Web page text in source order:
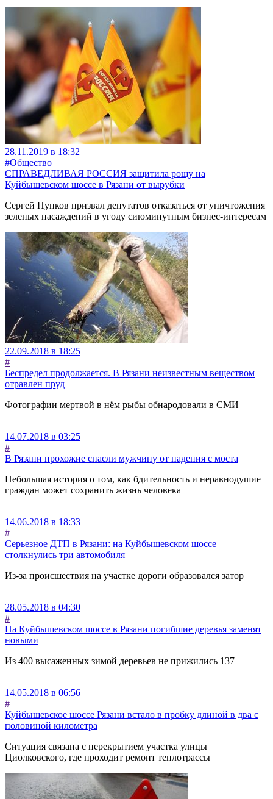
28.11.2019 в 18:32
#Общество
СПРАВЕДЛИВАЯ РОССИЯ защитила рощу на
Куйбышевском шоссе в Рязани от вырубки
Сергей Пупков призвал депутатов отказаться от уничтожения
зеленых насаждений в угоду сиюминутным бизнес-интересам
22.09.2018 в 18:25
#
Беспредел продолжается. В Рязани неизвестным веществом
отравлен пруд
Фотографии мертвой в нём рыбы обнародовали в СМИ
14.07.2018 в 03:25
#
В Рязани прохожие спасли мужчину от падения с моста
Небольшая история о том, как бдительность и неравнодушие
граждан может сохранить жизнь человека
14.06.2018 в 18:33
#
Серьезное ДТП в Рязани: на Куйбышевском шоссе
столкнулись три автомобиля
Из-за происшествия на участке дороги образовался затор
28.05.2018 в 04:30
#
На Куйбышевском шоссе в Рязани погибшие деревья заменят
новыми
Из 400 высаженных зимой деревьев не прижились 137
14.05.2018 в 06:56
#
Куйбышевское шоссе Рязани встало в пробку длиной в два с
половиной километра
Ситуация связана с перекрытием участка улицы
Циолковского, где проходит ремонт теплотрассы